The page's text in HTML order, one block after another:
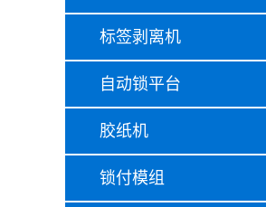
标签剥离机
自动锁平台
胶纸机
锁付模组